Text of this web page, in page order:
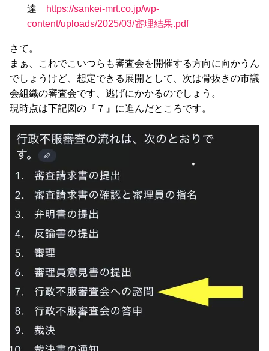
達
https://sankei-mrt.co.jp/wp-
content/uploads/2025/03/審理結果.pdf
さて。
まぁ、これでこいつらも審査会を開催する方向に向かうん
でしょうけど、想定できる展開として、次は骨抜きの市議
会組織の審査会です、逃げにかかるのでしょう。
現時点は下記図の『７』に進んだところです。